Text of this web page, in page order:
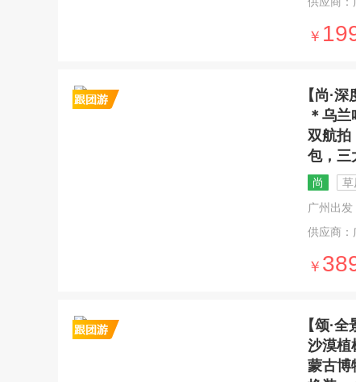
￥
【尚·
＊乌
双航拍
包，三
尚
草
广州出
供应商：
￥
【颂·
沙漠植
蒙古博